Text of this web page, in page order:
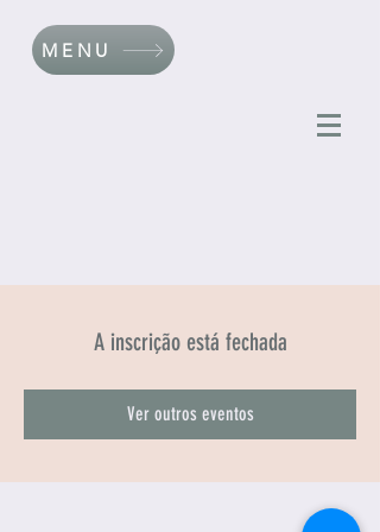
MENU
A inscrição está fechada
Ver outros eventos